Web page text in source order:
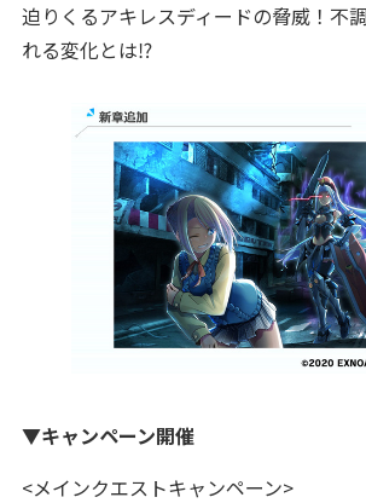
迫りくるアキレスディードの脅威！不
れる変化とは⁉
▼キャンペーン開催
<メインクエストキャンペーン>